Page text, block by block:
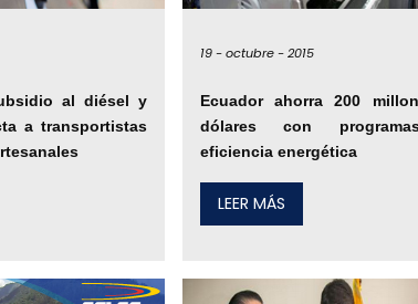
al diésel y
a transportistas
19 - octubre - 2015
Ecuador ahorra 200
dólares con
eficiencia energética
LEER MÁS